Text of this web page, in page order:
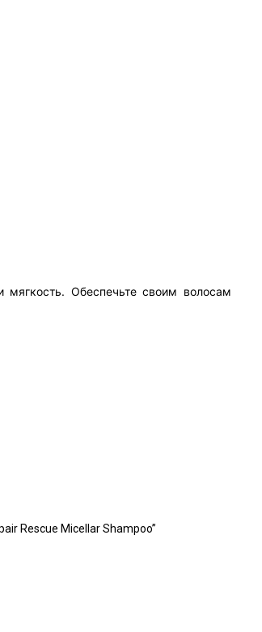
мягкость. Обеспечьте своим волосам
Rescue Micellar Shampoo”